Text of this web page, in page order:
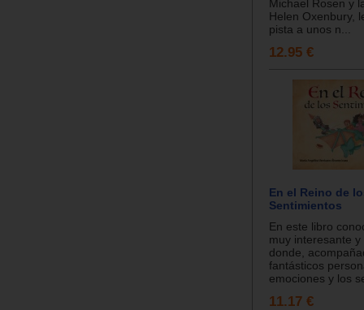
Michael Rosen y
Helen Oxenbury,
pista a unos n...
12.95 €
En el Reino de
Sentimientos
En este libro
muy interesante y
donde,
fantásticos
emociones y los
11.17 €